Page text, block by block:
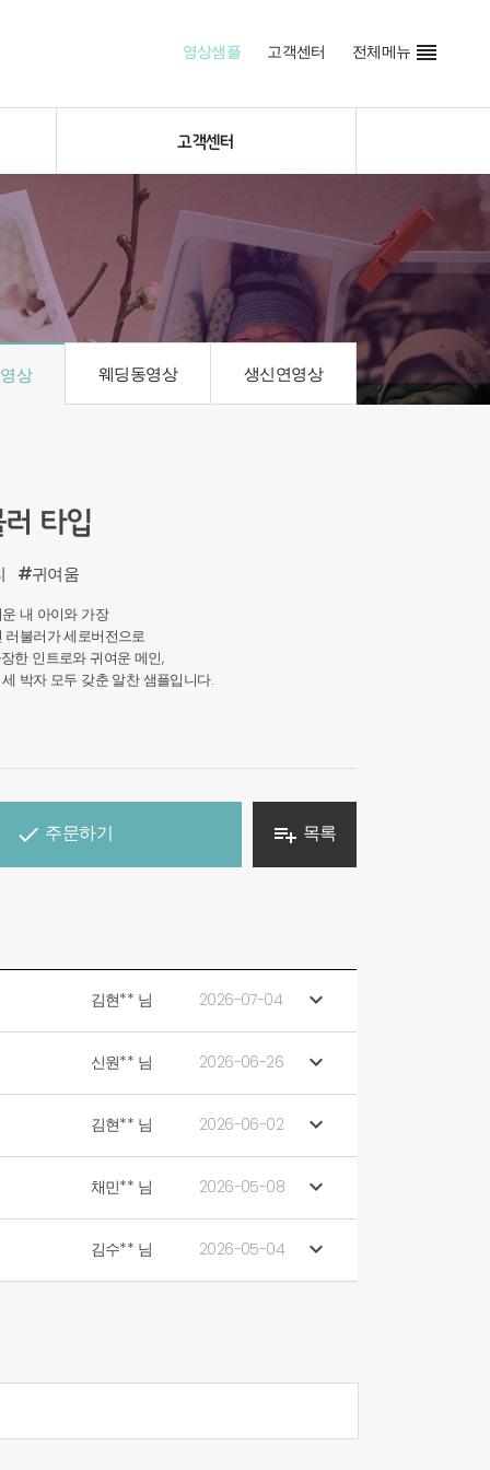
영상샘플 고객센터 전체메뉴 
고객센터
상 웨딩동영상 생신연영상
타입
#귀여움
내 아이와 가장
불러가 세로버전으로
한 인트로와 귀여운 메인,
박자 모두 갖춘 알찬 샘플입니다.
 주문하기  목록
김현** 님 2026-07-04 
신원** 님 2026-06-26 
김현** 님 2026-06-02 
채민** 님 2026-05-08 
김수** 님 2026-05-04 